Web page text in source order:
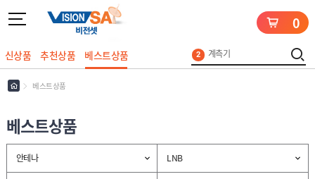
2 계측기
3 케이블
0
신상품 추천상품 베스트상품
베스트상품
베스트상품
안테나 LNB
로그인
회원가입
마이페이지
배송조회
테
나